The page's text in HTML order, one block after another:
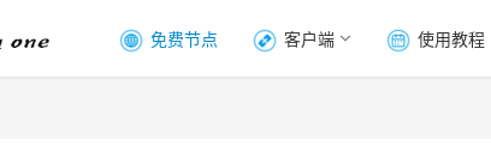
免费节点 客户端 使用教程